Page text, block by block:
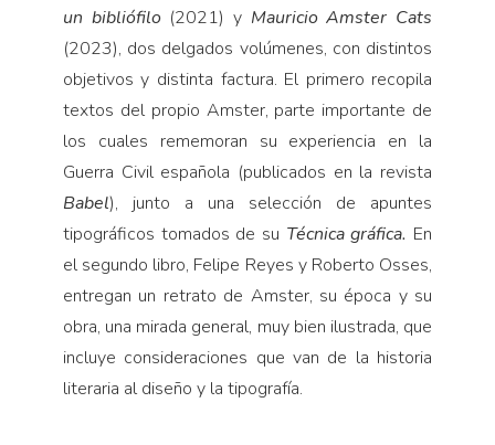
un bibliófilo(2021) y Mauricio Amster Cats
(2023), dos delgados volúmenes, con distintos
objetivos y distinta factura. El primero recopila
textos del propio Amster, parte importante de
los cuales rememoran su experiencia en la
Guerra Civil española (publicados en la revista
Babel), junto a una selección de apuntes
tipográficos tomados de su Técnica gráfica. En
el segundo libro, Felipe Reyes y Roberto Osses,
entregan un retrato de Amster, su época y su
obra, una mirada general, muy bien ilustrada, que
incluye consideraciones que van de la historia
literaria al diseño y la tipografía.